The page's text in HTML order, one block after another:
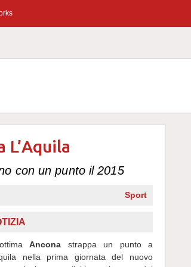
L’Aquila
con un punto il 2015
Sport
Ancona strappa un punto a
nella prima giornata del nuovo